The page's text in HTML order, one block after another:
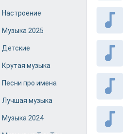
Настроение
Музыка 2025
Детские
Крутая музыка
Песни про имена
Лучшая музыка
Музыка 2024